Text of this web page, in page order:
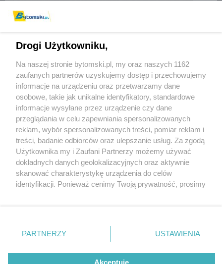
projekt bytomskiej pracowni Medusa Group
Byt osiedle bolko1
Wróć do artykułu:
Rozbark. Zaczęła się budowa osiedla Bolko. To
projekt bytomskiej pracowni Medusa Group
Wydawca mediów lokalnych
Nie zapomnij
zapoznać się z:
polityką prywatności regulamin korzystania z portali
Twojemiasto
Piekary Śląskie
Chorzów
Tarnowskie Góry
Gliwice
Skontakuj sięz nami
Kontakt
Wydawca
Pogoda
Drogi Użytkowniku,
Na naszej stronie bytomski.pl, my oraz naszych 1162
zaufanych partnerów uzyskujemy dostęp i przechowujemy
informacje na urządzeniu oraz przetwarzamy dane
osobowe, takie jak unikalne identyfikatory, standardowe
informacje wysyłane przez urządzenie czy dane
przeglądania w celu zapewniania spersonalizowanych
reklam, wybór spersonalizowanych treści, pomiar reklam i
treści, badanie odbiorców oraz ulepszanie usług. Za zgodą
Użytkownika my i Zaufani Partnerzy możemy używać
dokładnych danych geolokalizacyjnych oraz aktywnie
skanować charakterystykę urządzenia do celów
identyfikacji. Ponieważ cenimy Twoją prywatność, prosimy
prywatności znajdujący się w lewym dolnym rogu strony
. Niektóre rodzaje przetwarzania danych nie wymagają
zgody użytkownika, ale masz prawo sprzeciwić się
takiemu przetwarzaniu. Preferencje będą miały
PARTNERZY USTAWIENIA
Akceptuję